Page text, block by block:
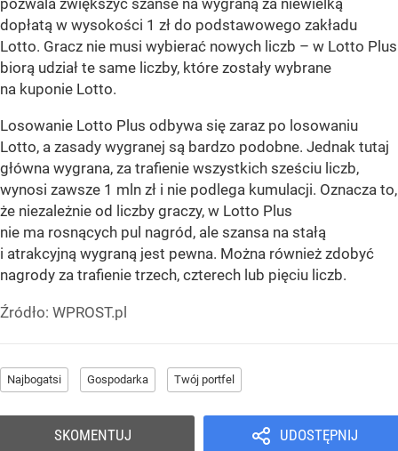
dopłatą w wysokości 1 zł do podstawowego zakładu
Lotto. Gracz nie musi wybierać nowych liczb – w Lotto Plus
biorą udział te same liczby, które zostały wybrane
na kuponie Lotto.
Losowanie Lotto Plus odbywa się zaraz po losowaniu
Lotto, a zasady wygranej są bardzo podobne. Jednak tutaj
główna wygrana, za trafienie wszystkich sześciu liczb,
wynosi zawsze 1 mln zł i nie podlega kumulacji. Oznacza to,
że niezależnie od liczby graczy, w Lotto Plus
nie ma rosnących pul nagród, ale szansa na stałą
i atrakcyjną wygraną jest pewna. Można również zdobyć
nagrody za trafienie trzech, czterech lub pięciu liczb.
Źródło: WPROST.pl
Najbogatsi Gospodarka Twój portfel
UDOSTĘPNIJ
SKOMENTUJ